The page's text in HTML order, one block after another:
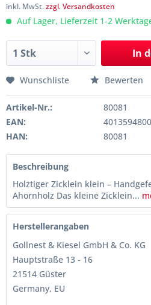
inkl. MwSt.zzgl. Versandkosten
Auf Lager, Lieferzeit 1-2
In
Wunschliste Bewerten
Artikel-Nr.:
80081
EAN:
HAN:
80081
Beschreibung
Holztiger Zicklein klein –
Ahornholz Das kleine Zicklein...
Herstellerangaben
Gollnest & Kiesel GmbH & Co. KG
Hauptstraße 13 - 16
21514 Güster
Germany, EU